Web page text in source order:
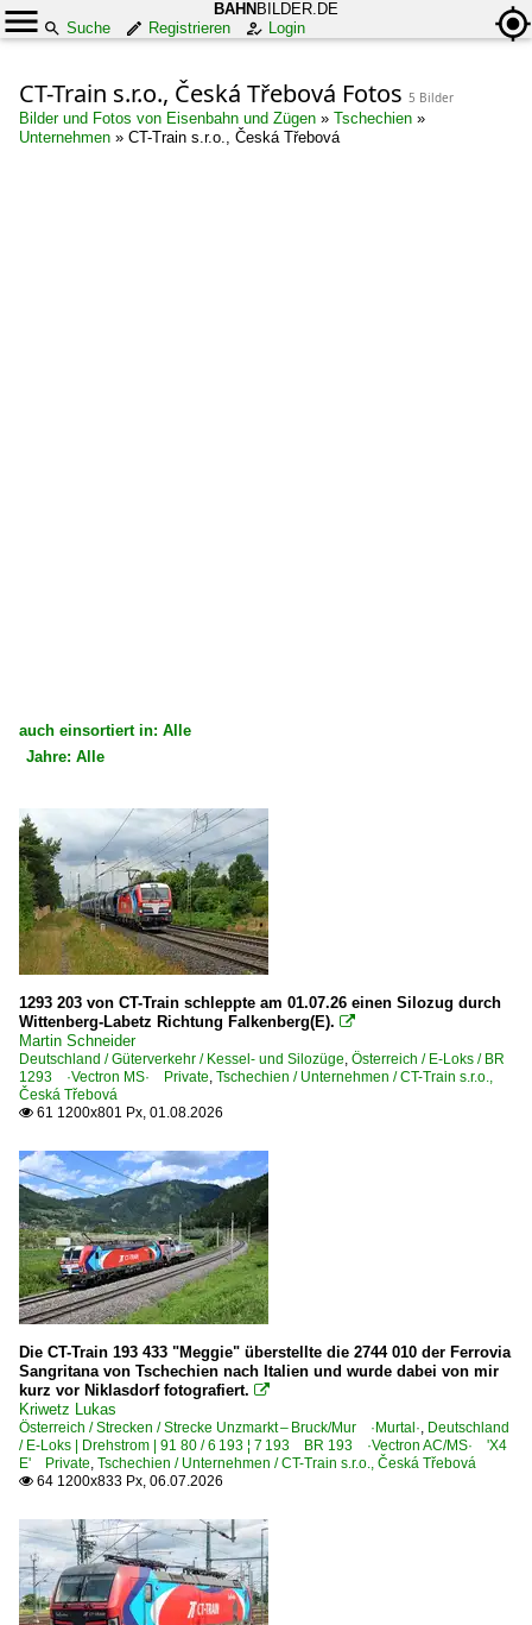
BAHN BILDER.DE
Suche
Registrieren Login
CT-Train s.r.o., Česká Třebová Fotos 5 Bilder
Bilder und Fotos von Eisenbahn und Zügen » Tschechien »
Unternehmen » CT-Train s.r.o., Česká Třebová
auch einsortiert in: Alle
Deutschland
Bahnhöfe (L - Q)
Leipzig Hbf ·LL·
6 193 ¦ 7 193 BR 193 ·Vectron AC/MS· 'X4 E' Private
Güterverkehr
Kessel- und Silozüge
Österreich
E-Loks
BR 1293 ·Vectron MS· Private
Strecken
Strecke Unzmarkt – Bruck/Mur ·Murtal·
Strecke Wien – Bruck a.d. Mur – Graz – Spielfeld-Strass (
Tschechien
Unternehmen
ČD Cargo a.s., Praha ·CDC·
Jahre: Alle
2020
2025
2026
1293 203 von CT-Train schleppte am 01.07.26 einen Silozug durch
Wittenberg-Labetz Richtung Falkenberg(E). 
Martin Schneider
Deutschland / Güterverkehr / Kessel- und Silozüge, Österreich / E-Loks / BR
1293 ·Vectron MS· Private, Tschechien / Unternehmen / CT-Train s.r.o.,
Česká Třebová
 61 1200x801 Px, 01.08.2026
Die CT-Train 193 433 "Meggie" überstellte die 2744 010 der Ferrovia
Sangritana von Tschechien nach Italien und wurde dabei von mir
kurz vor Niklasdorf fotografiert. 
Kriwetz Lukas
Österreich / Strecken / Strecke Unzmarkt – Bruck/Mur ·Murtal·, Deutschland
/ E-Loks | Drehstrom | 91 80 / 6 193 ¦ 7 193 BR 193 ·Vectron AC/MS· 'X4
E' Private, Tschechien / Unternehmen / CT-Train s.r.o., Česká Třebová
 64 1200x833 Px, 06.07.2026